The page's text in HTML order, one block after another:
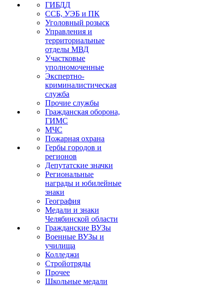
ГИБДД
ССБ, УЭБ и ПК
Уголовный розыск
Управления и
территориальные
отделы МВД
Участковые
уполномоченные
Экспертно-
криминалистическая
служба
Прочие службы
Гражданская оборона,
ГИМС
МЧС
Пожарная охрана
Гербы городов и
регионов
Депутатские значки
Региональные
награды и юбилейные
знаки
География
Медали и знаки
Челябинской области
Гражданские ВУЗы
Военные ВУЗы и
училища
Колледжи
Стройотряды
Прочее
Школьные медали